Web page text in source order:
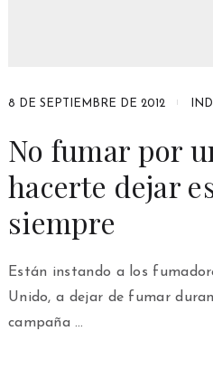
8 DE SEPTIEMBRE DE 2012
No fumar por
hacerte dejar
siempre
Están instando a los
Unido, a dejar de fumar
campaña …